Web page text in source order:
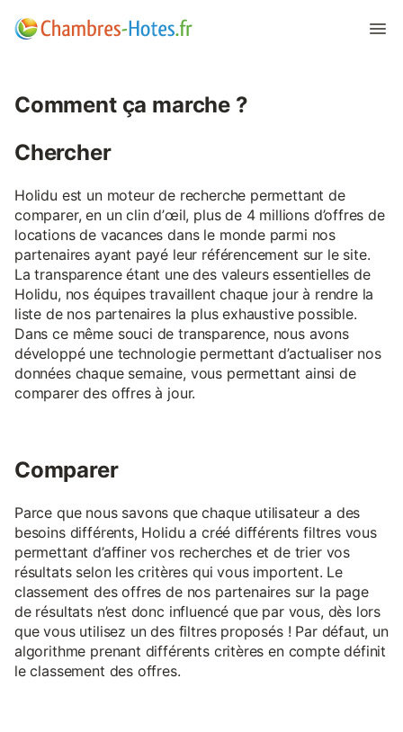
Comment ça marche ?
Chercher
Holidu est un moteur de recherche permettant de
comparer, en un clin d’œil, plus de 4 millions d’offres de
locations de vacances dans le monde parmi nos
partenaires ayant payé leur référencement sur le site.
La transparence étant une des valeurs essentielles de
Holidu, nos équipes travaillent chaque jour à rendre la
liste de nos partenaires la plus exhaustive possible.
Dans ce même souci de transparence, nous avons
développé une technologie permettant d’actualiser nos
données chaque semaine, vous permettant ainsi de
comparer des offres à jour.
Comparer
Parce que nous savons que chaque utilisateur a des
besoins différents, Holidu a créé différents filtres vous
permettant d’affiner vos recherches et de trier vos
résultats selon les critères qui vous importent. Le
classement des offres de nos partenaires sur la page
de résultats n’est donc influencé que par vous, dès lors
que vous utilisez un des filtres proposés ! Par défaut, un
algorithme prenant différents critères en compte définit
le classement des offres.